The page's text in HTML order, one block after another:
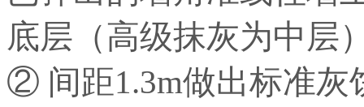
底层（高级抹灰为中层
② 间距1.3m做出标准灰